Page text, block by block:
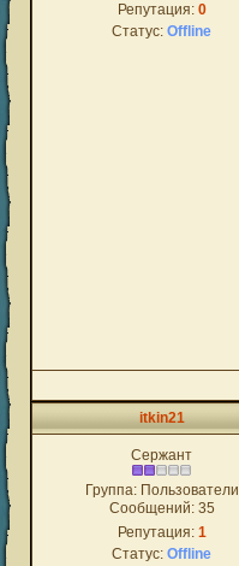
Репутация: 0
Статус: Offline
itkin21
Сержант
Группа: Пользователи
Сообщений: 35
Репутация: 1
Статус: Offline